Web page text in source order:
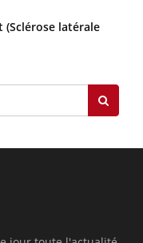
(Sclérose latérale